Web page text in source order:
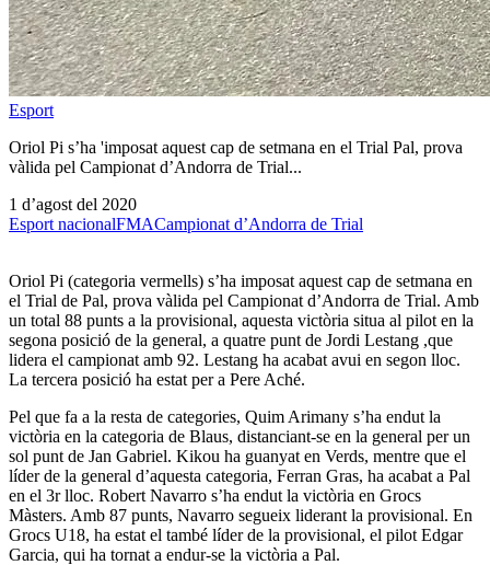
Esport
Oriol Pi s’ha 'imposat aquest cap de setmana en el Trial Pal, prova
vàlida pel Campionat d’Andorra de Trial...
1 d’agost del 2020
Esport nacionalFMACampionat d’Andorra de Trial
Oriol Pi (categoria vermells) s’ha imposat aquest cap de setmana en
el Trial de Pal, prova vàlida pel Campionat d’Andorra de Trial. Amb
un total 88 punts a la provisional, aquesta victòria situa al pilot en la
segona posició de la general, a quatre punt de Jordi Lestang ,que
lidera el campionat amb 92. Lestang ha acabat avui en segon lloc.
La tercera posició ha estat per a Pere Aché.
Pel que fa a la resta de categories, Quim Arimany s’ha endut la
victòria en la categoria de Blaus, distanciant-se en la general per un
sol punt de Jan Gabriel. Kikou ha guanyat en Verds, mentre que el
líder de la general d’aquesta categoria, Ferran Gras, ha acabat a Pal
en el 3r lloc. Robert Navarro s’ha endut la victòria en Grocs
Màsters. Amb 87 punts, Navarro segueix liderant la provisional. En
Grocs U18, ha estat el també líder de la provisional, el pilot Edgar
Garcia, qui ha tornat a endur-se la victòria a Pal.